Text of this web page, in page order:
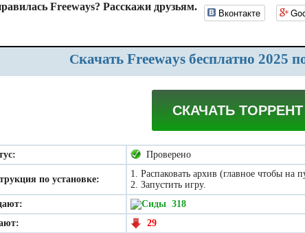
Freeways? Расскажи друзьям. Вконтакте
Скачать Freeways бесплатно 2025
СКАЧАТЬ ТОРРЕНТ
Проверено
по установке:
1. Распаковать архив (главное чтобы
2. Запустить игру.
318
29